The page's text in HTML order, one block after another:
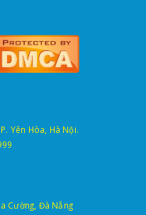
Yên Hòa, Hà Nội.
Cường, Đà Nẵng